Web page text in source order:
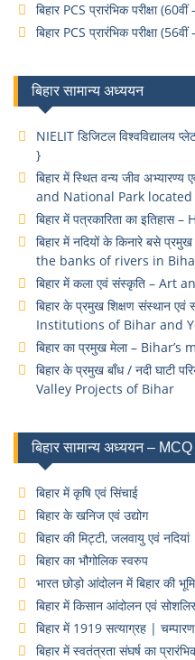
बिहार PCS प्रारंभिक परीक्षा
बिहार PCS प्रारंभिक परीक्षा
बिहार सामान्य अध्ययन
NIELIT डिजिटल विश्वविद्यालय
}
बिहार में स्थित वन्य जीव
and National Park
बिहार में पत्रकारिता का
बिहार में नदियों के किनारे बसे
the banks of rivers in
बिहार में कला एवं संस्कृति –
बिहार के प्रमुख शिक्षण संस्थान
Institutions of Bihar and
बिहार का प्रमुख मेला –
बिहार के प्रमुख बाँध / नदी घाटी
Valley Projects of Bihar
बिहार सामान्य अध्ययन – MCQ
बिहार में कृषि एवं सिंचाई
बिहार के खनिज एवं उद्योग
बिहार की मिट्टी, जलवायु एवं नदियां
बिहार का भौगोलिक स्वरुप
भारत छोड़ो आंदोलन में बिहार की
बिहार में किसान आंदोलन एवं
बिहार में 1919 सत्याग्रह |
बिहार में स्वतंत्रता संघर्ष का